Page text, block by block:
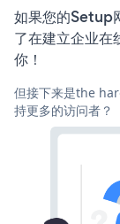
如果您的Setup
了在建立企业在
你！
但接下来是the
持更多的访问者？